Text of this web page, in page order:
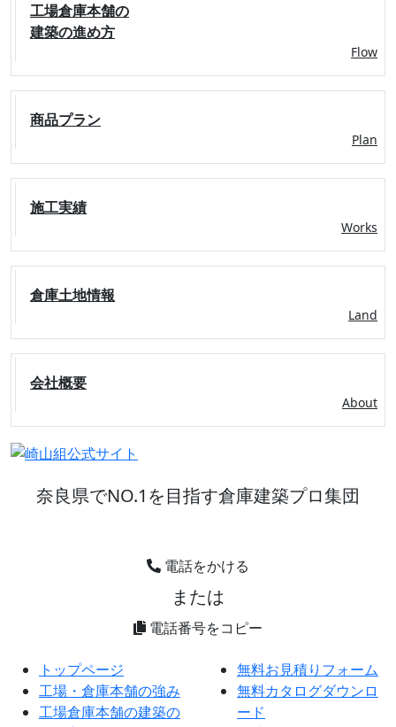
工場倉庫本舗の
建築の進め方
Flow
商品プラン
Plan
施工実績
Works
倉庫土地情報
Land
会社概要
About
奈良県でNO.1を目指す倉庫建築プロ集団
電話をかける
または
電話番号をコピー
トップページ
工場・倉庫本舗の強み
工場倉庫本舗の建築の
無料お見積りフォーム
無料カタログダウンロ
ード